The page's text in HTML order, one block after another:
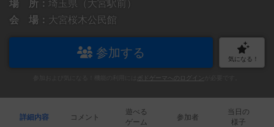
場 所： 埼玉県（大宮駅前）
会 場： 大宮桜木公民館
参加する 気になる！
ボドゲーマへのログイン
詳細内容 コメント
遊べる
ゲーム
参加者
当日の
様子